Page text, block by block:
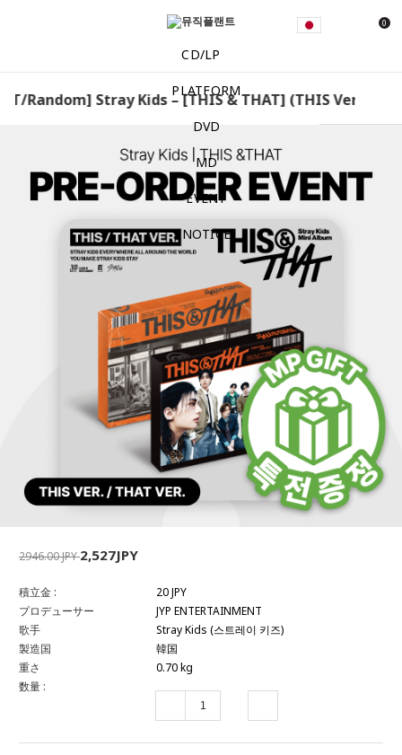
0
CD/LP
PLATFORM
DVD
MD
EVENT
NOTICE
Random] Stray Kids – [THIS & THAT] (THIS Ver. /
2946.00 JPY2,527JPY
積立金 :
20 JPY
プロデューサー
JYP ENTERTAINMENT
歌手
Stray Kids (스트레이 키즈)
製造国
韓国
重さ
0.70 kg
数量 :